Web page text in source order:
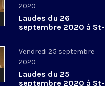
2020
Laudes du 26
septembre 2020 à St-
Vendredi 25 septembre
2020
Laudes du 25
septembre 2020 à St-